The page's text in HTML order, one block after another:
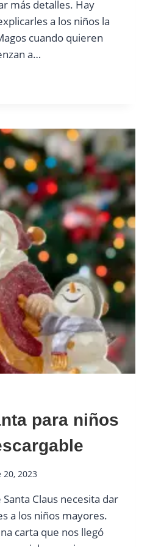
más detalles. Hay
a los niños la
cuando quieren
a…
para niños
2023
Claus necesita dar
a los niños mayores.
carta que nos llegó